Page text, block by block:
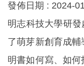
發佈日期 : 2024-
明志科技大學研
了萌芽新創育成
明書如何寫、如